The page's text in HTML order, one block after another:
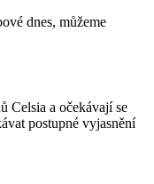
dnes, můžeme
Celsia a očekávají se
postupné vyjasnění